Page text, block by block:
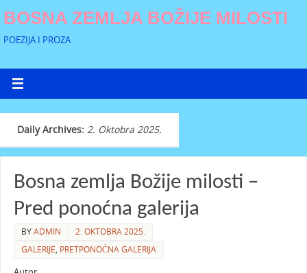
BOSNA ZEMLJA BOŽIJE MILOSTI
POEZIJA I PROZA
Daily Archives: 2. Oktobra 2025.
Bosna zemlja Božije milosti –
Pred ponoćna galerija
BYADMIN
2. OKTOBRA 2025.
GALERIJE, PRETPONOĆNA GALERIJA